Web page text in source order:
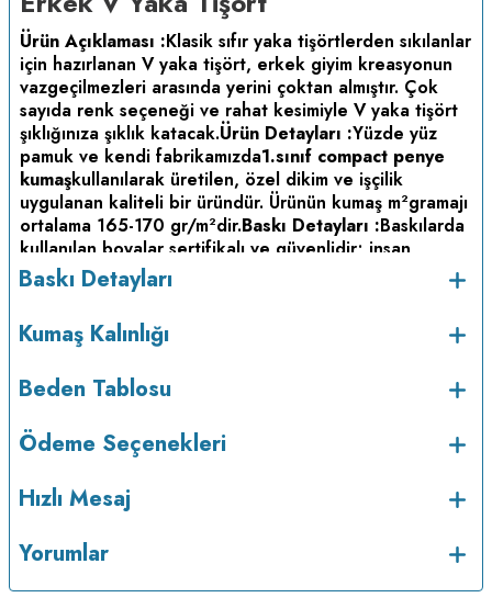
Ürün Açıklaması :Klasik sıfır yaka tişörtlerden sıkılanlar
için hazırlanan V yaka tişört, erkek giyim kreasyonun
vazgeçilmezleri arasında yerini çoktan almıştır. Çok
sayıda renk seçeneği ve rahat kesimiyle V yaka tişört
şıklığınıza şıklık katacak.Ürün Detayları :Yüzde yüz
pamuk ve kendi fabrikamızda1.sınıf compact penye
kumaşkullanılarak üretilen, özel dikim ve işçilik
uygulanan kaliteli bir üründür. Ürünün kumaş m2gramajı
ortalama 165-170 gr/m2dir.Baskı Detayları :Baskılarda
kullanılan boyalar sertifikalı ve güvenlidir; insan
sağlığına zarar vermez.
maksimum 30oC sıcaklıkta ve tersten yıkanır.
kurutulmaz.Orta ısıda ve tersten ütülenir.
Baskı Detayları
Kumaş Kalınlığı
Beden Tablosu
Ödeme Seçenekleri
Hızlı Mesaj
Yorumlar